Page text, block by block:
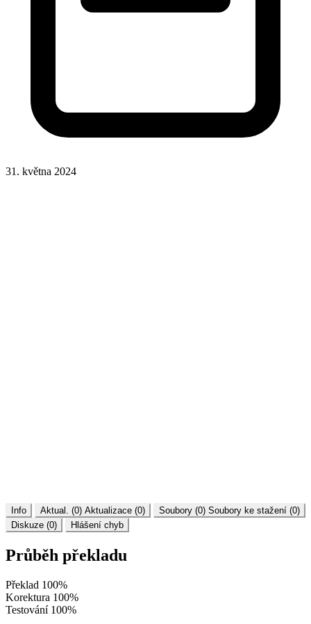
31. května 2024
Info Aktual. (0) Aktualizace (0) Soubory (0) Soubory ke stažení (0)
Diskuze (0)
Hlášení chyb
Průběh překladu
Překlad 100%
Korektura 100%
Testování 100%